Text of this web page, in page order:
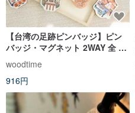
【台湾の足跡ピンバッジ】ピン
バッジ・マグネット 2WAY 全 12
種 / ピンバッジ / マグネット
woodtime
916円